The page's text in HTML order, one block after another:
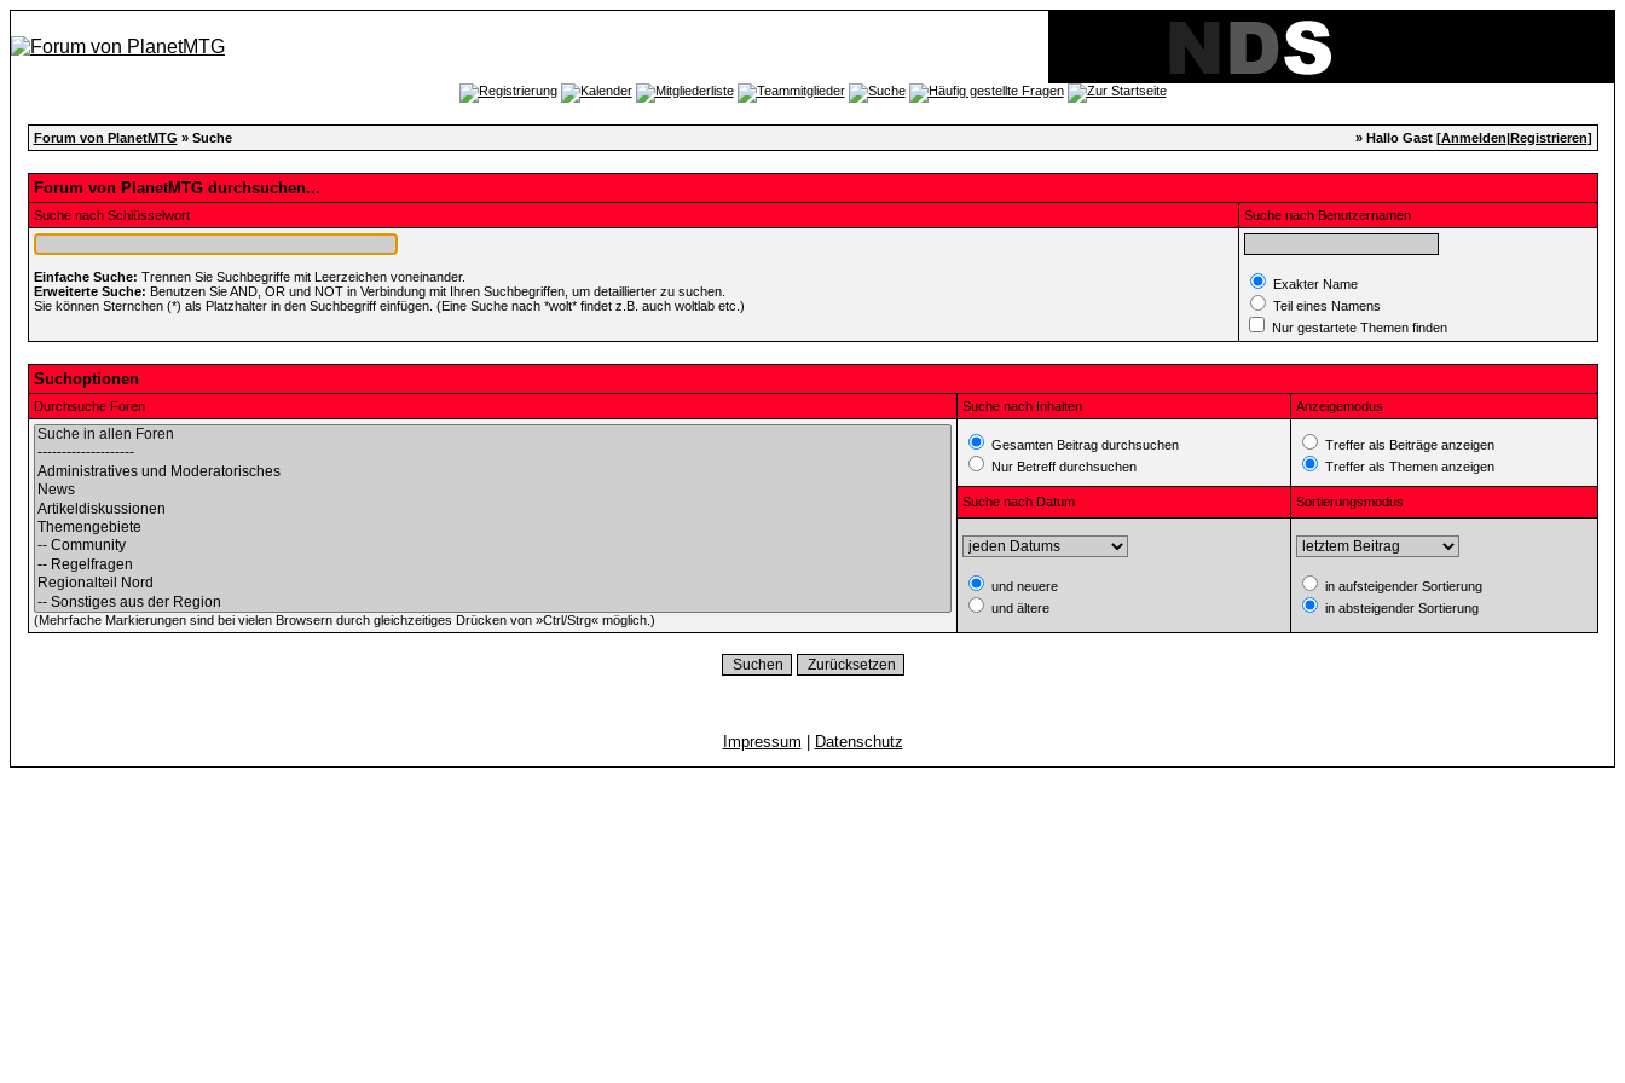
Forum von PlanetMTG » Suche » Hallo Gast [Anmelden|Registrieren]
Forum von PlanetMTG durchsuchen...
Suche nach Schlüsselwort Suche nach Benutzernamen
Einfache Suche: Trennen Sie Suchbegriffe mit Leerzeichen voneinander.
Erweiterte Suche: Benutzen Sie AND, OR und NOT in Verbindung mit Ihren Suchbegriffen, um detaillierter zu suchen.
Sie können Sternchen (*) als Platzhalter in den Suchbegriff einfügen. (Eine Suche nach *wolt* findet z.B. auch woltlab etc.)
Exakter Name
Teil eines Namens
Nur gestartete Themen finden
Suchoptionen
Durchsuche Foren Suche nach Inhalten Anzeigemodus
(Mehrfache Markierungen sind bei vielen Browsern durch gleichzeitiges Drücken von »Ctrl/Strg« möglich.)
Gesamten Beitrag durchsuchen
Nur Betreff durchsuchen
Treffer als Beiträge anzeigen
Treffer als Themen anzeigen
Suche nach Datum Sortierungsmodus
und neuere
und ältere
in aufsteigender Sortierung
in absteigender Sortierung
Impressum Datenschutz